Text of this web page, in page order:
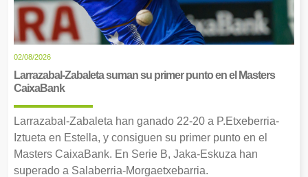
02/08/2026
Larrazabal-Zabaleta suman su primer punto en el Masters
CaixaBank
Larrazabal-Zabaleta han ganado 22-20 a P.Etxeberria-
Iztueta en Estella, y consiguen su primer punto en el
Masters CaixaBank. En Serie B, Jaka-Eskuza han
superado a Salaberria-Morgaetxebarria.